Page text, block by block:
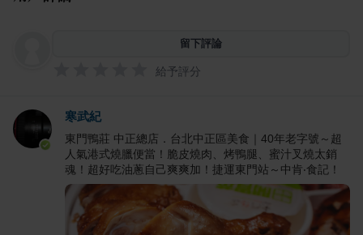
留下評論
給予評分
寒武紀
東門鴨莊 中正總店．台北中正區美食｜40年老字號～超
人氣港式燒臘便當！脆皮燒肉、烤鴨腿、蜜汁叉燒太銷
魂！超好吃油蔥自己爽爽加！捷運東門站～中肯‧食記！